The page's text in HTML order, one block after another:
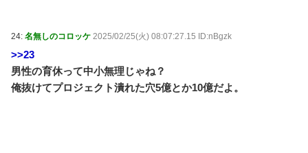
24: 名無しのコロッケ 2025/02/25(火) 08:07:27.15 ID:nBgzk
>>23
男性の育休って中小無理じゃね？
俺抜けてプロジェクト潰れた穴5億とか10億だよ。